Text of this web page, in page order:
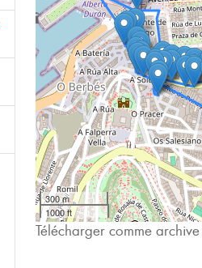
300 m
1000 ft
Télécharger comme archive